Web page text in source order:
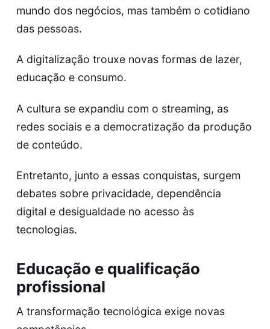
mundo dos negócios, mas também o cotidiano
das pessoas.
A digitalização trouxe novas formas de lazer,
educação e consumo.
A cultura se expandiu com o streaming, as
redes sociais e a democratização da produção
de conteúdo.
Entretanto, junto a essas conquistas, surgem
debates sobre privacidade, dependência
digital e desigualdade no acesso às
tecnologias.
Educação e qualificação
profissional
A transformação tecnológica exige novas